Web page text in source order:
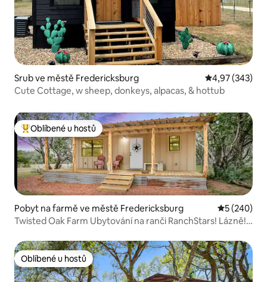
Srub ve městě Fredericksburg Průměrné
4,97 (343)
Cute Cottage, w sheep, donkeys, alpacas, & hottub
Nejlepší v kategorii Oblíbené u hostů
Oblíbené u hostů
Pobyt na farmě ve městě Fredericksburg Průměrné
5 (240)
Twisted Oak Farm Ubytování na ranči RanchStars! Lázně!
Oblíbené u hostů
Oblíbené u hostů